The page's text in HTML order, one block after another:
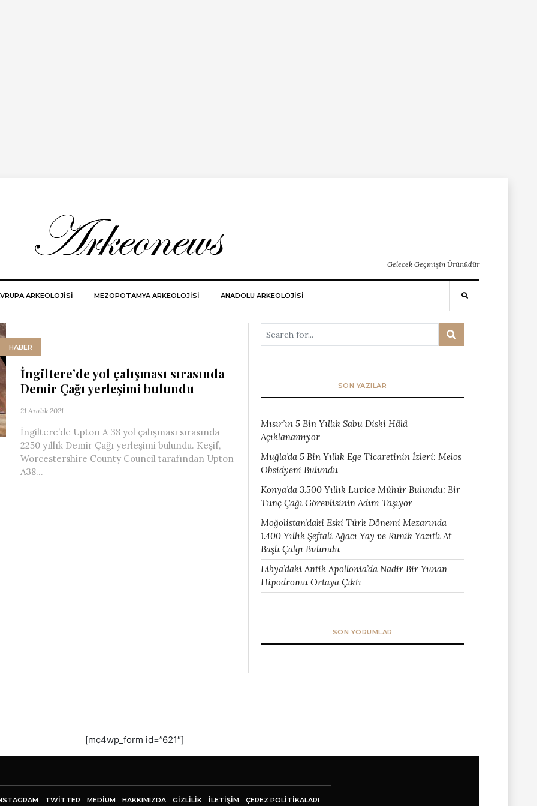
Gelecek Geçmişin Ürünüdür
ARKEOLOJISI MEZOPOTAMYA ARKEOLOJISI ANADOLU ARKEOLOJİSİ
HABER
İngiltere’de yol çalışması sırasında
Demir Çağı yerleşimi bulundu
21 Aralık 2021
İngiltere’de Upton A 38 yol çalışması sırasında
2250 yıllık Demir Çağı yerleşimi bulundu. Keşif,
Worcestershire County Council tarafından Upton
A38...
SON YAZILAR
Mısır’ın 5 Bin Yıllık Sabu Diski Hâlâ
Açıklanamıyor
Muğla’da 5 Bin Yıllık Ege Ticaretinin İzleri: Melos
Obsidyeni Bulundu
Konya’da 3.500 Yıllık Luvice Mühür Bulundu: Bir
Tunç Çağı Görevlisinin Adını Taşıyor
Moğolistan’daki Eski Türk Dönemi Mezarında
1.400 Yıllık Şeftali Ağacı Yay ve Runik Yazıtlı At
Başlı Çalgı Bulundu
Libya’daki Antik Apollonia’da Nadir Bir Yunan
Hipodromu Ortaya Çıktı
SON YORUMLAR
[mc4wp_form id=”621″]
TWITTER MEDIUM HAKKIMIZDA GİZLİLİK İLETIŞIM ÇEREZ POLITIKALARI